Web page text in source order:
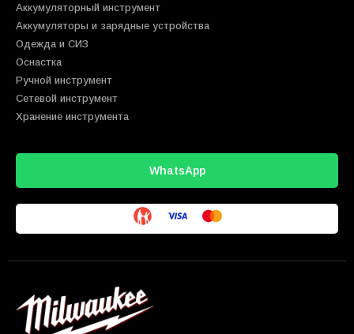
Аккумуляторный инструмент
Аккумуляторы и зарядные устройства
Одежда и СИЗ
Оснастка
Ручной инструмент
Сетевой инструмент
Хранение инструмента
WhatsApp